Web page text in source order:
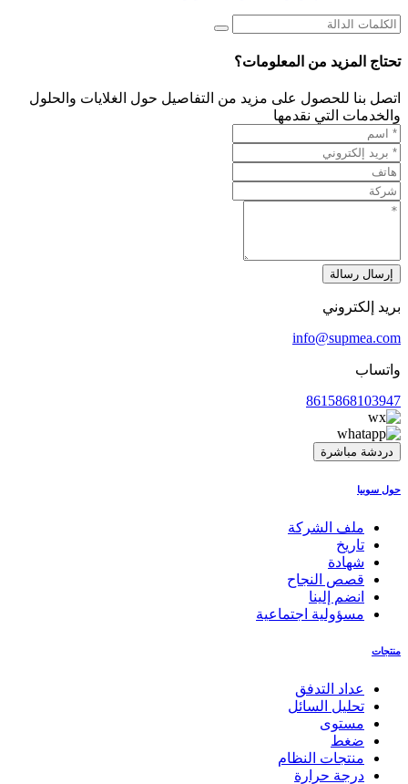
تحتاج المزيد من المعلومات؟
اتصل بنا للحصول على مزيد من التفاصيل حول الغلايات والحلول
والخدمات التي نقدمها
إرسال رسالة
بريد إلكتروني
info@supmea.com
واتساب
8615868103947
دردشة مباشرة
حول سوبيا
ملف الشركة
تاريخ
شهادة
قصص النجاح
انضم إلينا
مسؤولية اجتماعية
منتجات
عداد التدفق
تحليل السائل
مستوى
ضغط
منتجات النظام
درجة حرارة